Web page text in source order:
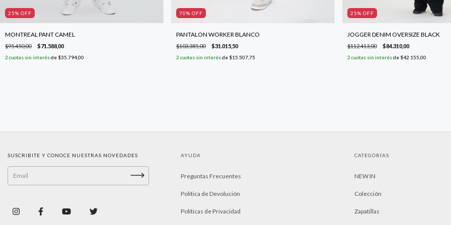
25% OFF
MONTREAL PANT CAMEL
$95.450,00 $71.588,00
2 cuotas sin interésde $35.794,00
70% OFF
PANTALON WORKER BLANCO
$103.385,00 $31.015,50
2 cuotas sin interésde $15.507,75
25% OFF
JOGGER DENIM OVERSIZE BLACK
$112.413,00 $84.310,00
2 cuotas sin interésde $42.155,00
SUSCRIBITE Y CONOCE NUESTRAS NOVEDADES AYUDA
Preguntas Frecuentes
Política de Devolución
Políticas de Privacidad
CATEGORÍAS
NEW IN
Colección
Zapatillas